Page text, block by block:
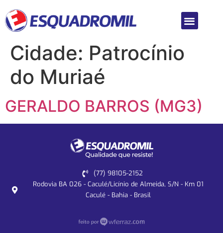
Cidade: Patrocínio
do Muriaé
GERALDO BARROS (MG3)
(77) 98105-2152
Rodovia BA 026 - Caculé/Licínio de Almeida, S/N - Km 01
Caculé - Bahia - Brasil